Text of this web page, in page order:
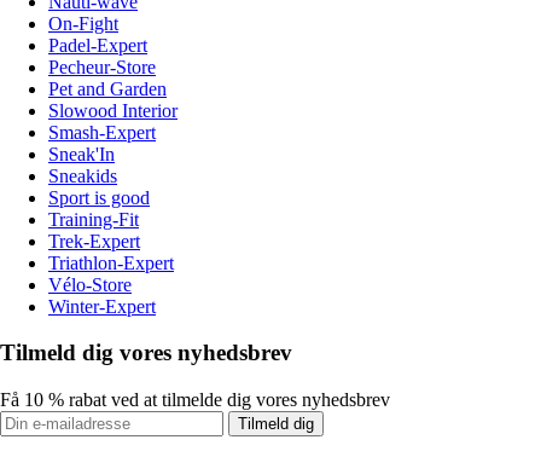
On-Fight
Padel-Expert
Pecheur-Store
Pet and Garden
Slowood Interior
Smash-Expert
Sneak'In
Sneakids
Sport is good
Training-Fit
Trek-Expert
Triathlon-Expert
Vélo-Store
Winter-Expert
Tilmeld dig vores nyhedsbrev
Få 10 % rabat ved at tilmelde dig vores nyhedsbrev
Tilmeld dig